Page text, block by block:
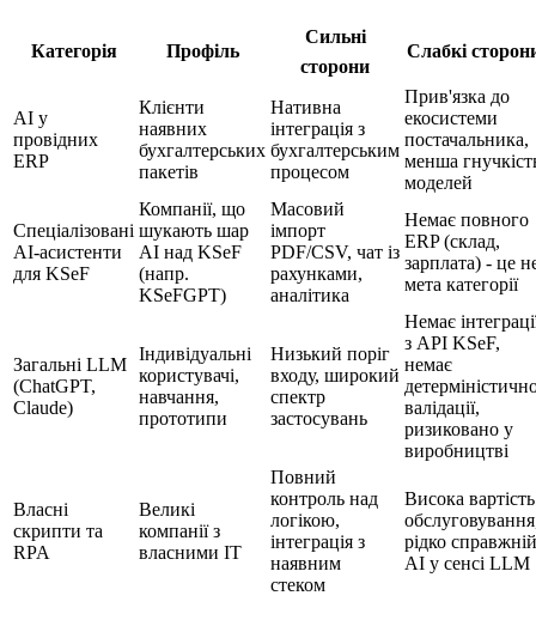
Категорія Профіль
Сильні
сторони
Слабкі
AI у
провідних
ERP
Клієнти
наявних
бухгалтерських
пакетів
Нативна
інтеграція з
бухгалтерським
процесом
Прив'язка до
екосистеми
постачальника,
менша
моделей
Спеціалізовані
AI-асистенти
для KSeF
Компанії, що
шукають шар
AI над KSeF
(напр.
KSeFGPT)
Масовий
імпорт
PDF/CSV, чат із
рахунками,
аналітика
Немає повного
ERP (склад,
зарплата) - це
мета категорії
Загальні LLM
(ChatGPT,
Claude)
Індивідуальні
користувачі,
навчання,
прототипи
Низький поріг
входу, широкий
спектр
застосувань
Немає
з API KSeF,
немає
валідації,
ризиковано у
виробництві
Власні
скрипти та
RPA
Великі
компанії з
власними IT
Повний
контроль над
логікою,
інтеграція з
наявним
стеком
Висока вартість
рідко справжній
AI у сенсі LLM